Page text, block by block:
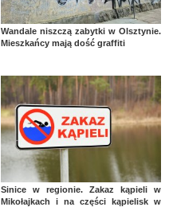
Wandale niszczą zabytki w Olsztynie.
Mieszkańcy mają dość graffiti
Sinice w regionie. Zakaz kąpieli w
Mikołajkach i na części kąpielisk w